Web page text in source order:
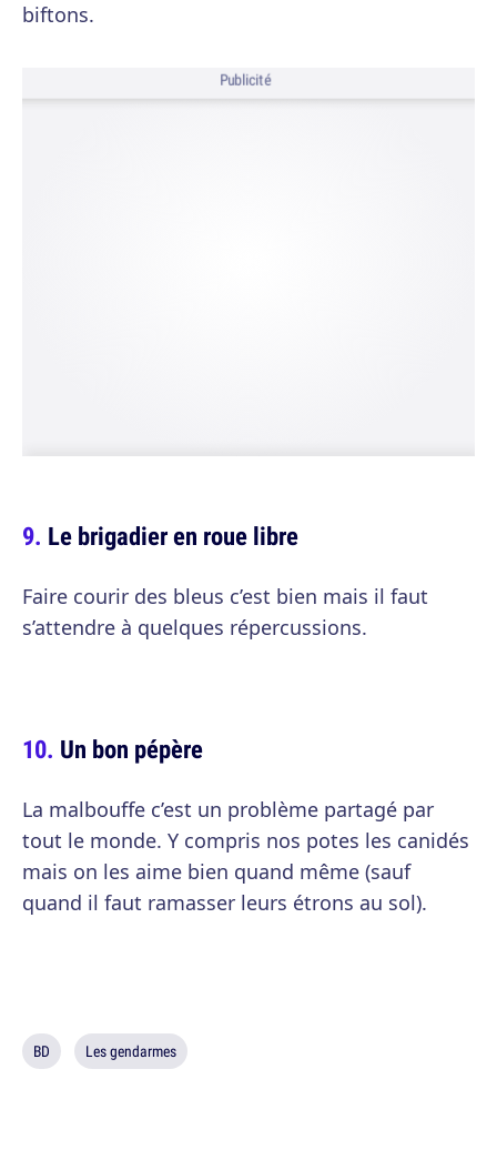
biftons.
Publicité
Le brigadier en roue libre
Faire courir des bleus c’est bien mais il faut
s’attendre à quelques répercussions.
Un bon pépère
La malbouffe c’est un problème partagé par
tout le monde. Y compris nos potes les canidés
mais on les aime bien quand même (sauf
quand il faut ramasser leurs étrons au sol).
BD Les gendarmes